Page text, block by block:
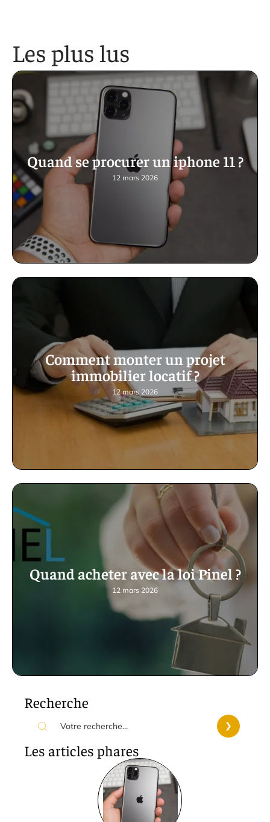
Les plus lus
Quand se procurer un iphone 11 ?
12 mars 2026
Comment monter un projet
immobilier locatif ?
12 mars 2026
Quand acheter avec la loi Pinel ?
12 mars 2026
Recherche
Les articles phares